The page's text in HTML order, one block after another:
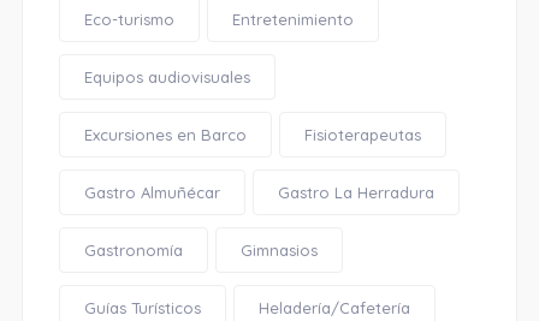
Eco-turismo Entretenimiento
Equipos audiovisuales
Excursiones en Barco Fisioterapeutas
Gastro Almuñécar Gastro La Herradura
Gastronomía Gimnasios
Guías Turísticos Heladería/Cafetería